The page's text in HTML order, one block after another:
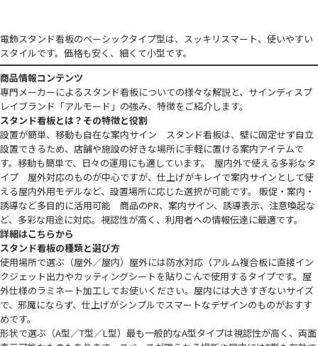
電飾スタンド看板のベーシックタイプ型は、スッキリスマート、使いやすい
スタイルです。価格も安く、細くて小型です。
商品情報コンテンツ
専門メーカーによるスタンド看板についての様々な解説と、サインディスプ
レイブランド「アルモード」の強み、特徴をご紹介します。
スタンド看板とは？その特徴と役割
設置が簡単、移動も自在な案内サイン スタンド看板は、壁に固定せず自立
設置できるため、店舗や施設の好きな場所に手軽に置ける案内アイテムで
す。移動も簡単で、日々の運用にも適しています。 屋内外で使える多彩なタ
イプ 屋外対応のものが中心ですが、仕上げがキレイで案内サインとして使
える屋内外用モデルなど、設置場所に応じた選択が可能です。 販促・案内・
誘導など多目的に活用可能 商品のPR、案内サイン、誘導表示、注意喚起な
ど、多彩な用途に対応。視認性が高く、利用者への情報伝達に最適です。
詳細はこちらから
スタンド看板の種類と選び方
使用場所で選ぶ（屋外／屋内）屋外には防水対応（アルム複合板に直接イン
クジェット出力やカッティングシートを貼りこんで使用するタイプです。屋
外仕様のラミネート加工してお使いください。屋内には大きすぎないサイズ
で、邪魔にならず、仕上げがシンプルでスマートなデザインのものがおすす
めです。
形状で選ぶ（A型／T型／L型）最も一般的なA型タイプは視認性が高く、両面